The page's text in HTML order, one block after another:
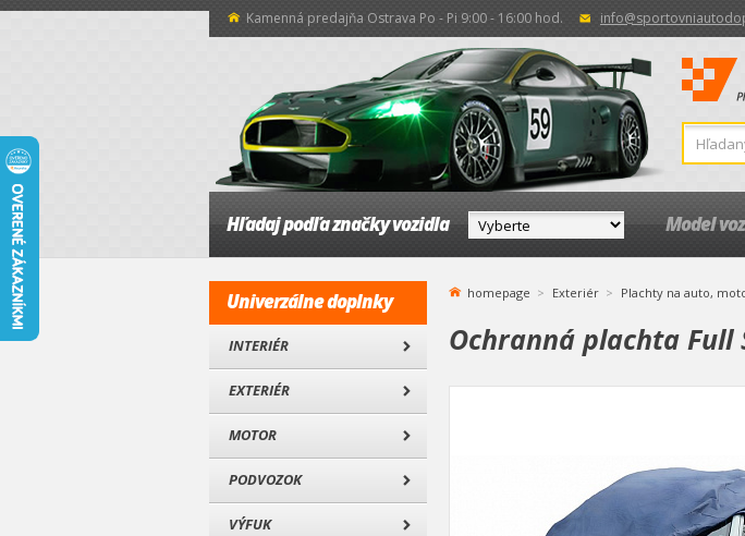
Kamenná predajňa Ostrava Po - Pi 9:00 - 16:00 hod.
Hľadaj podľa značky vozidla Model
Univerzálne doplnky
INTERIÉR
EXTERIÉR
MOTOR
PODVOZOK
VÝFUK
homepage Exteriér Plachty na auto,
Ochranná plachta Full